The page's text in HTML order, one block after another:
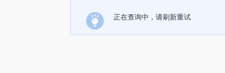
正在查询中，请刷新重试